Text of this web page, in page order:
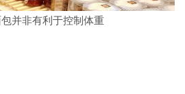
并非有利于控制体重